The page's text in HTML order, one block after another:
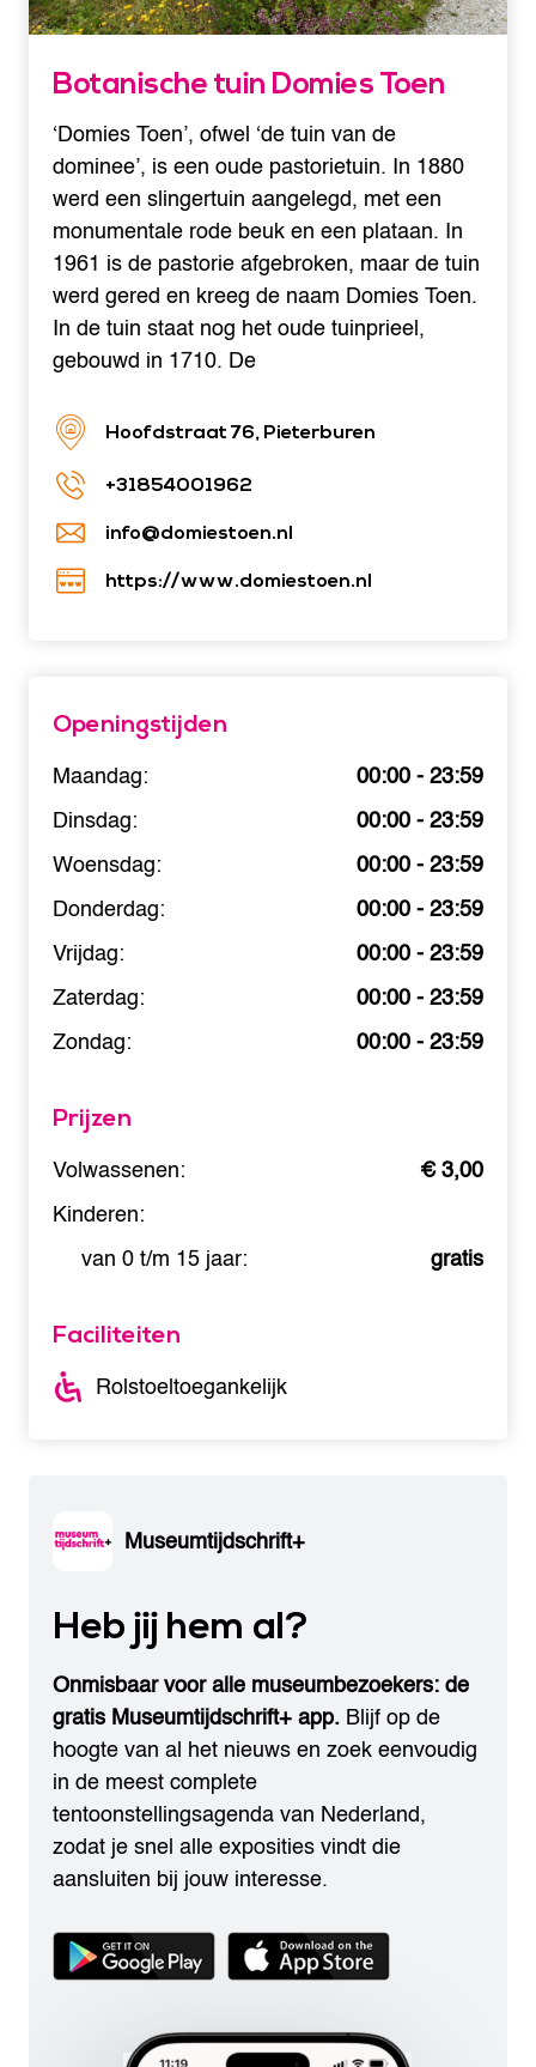
Botanische tuin Domies Toen
‘Domies Toen’, ofwel ‘de tuin van de
dominee’, is een oude pastorietuin. In 1880
werd een slingertuin aangelegd, met een
monumentale rode beuk en een plataan. In
1961 is de pastorie afgebroken, maar de tuin
werd gered en kreeg de naam Domies Toen.
In de tuin staat nog het oude tuinprieel,
gebouwd in 1710. De
Hoofdstraat 76, Pieterburen
+31854001962
info@domiestoen.nl
https://www.domiestoen.nl
Openingstijden
Maandag:
00:00 - 23:59
Dinsdag:
00:00 - 23:59
Woensdag:
00:00 - 23:59
Donderdag:
00:00 - 23:59
Vrijdag:
00:00 - 23:59
Zaterdag:
00:00 - 23:59
Zondag:
00:00 - 23:59
Prijzen
Volwassenen:
€ 3,00
Kinderen:
van 0 t/m 15 jaar:
gratis
Faciliteiten
Rolstoeltoegankelijk
Museumtijdschrift+
Heb jij hem al?
Onmisbaar voor alle museumbezoekers: de
gratis Museumtijdschrift+ app. Blijf op de
hoogte van al het nieuws en zoek eenvoudig
in de meest complete
tentoonstellingsagenda van Nederland,
zodat je snel alle exposities vindt die
aansluiten bij jouw interesse.